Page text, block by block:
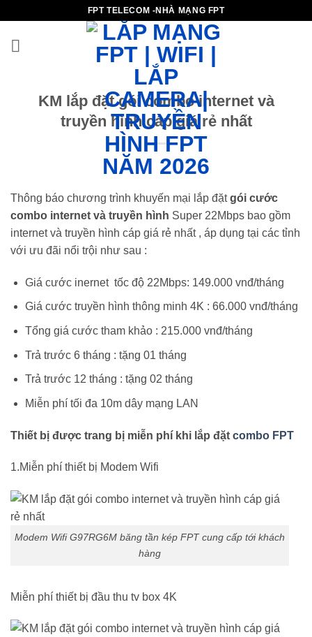
nội
FPT TELECOM -NHÀ MẠNG FPT
KM lắp đặt gói combo internet và
truyền hình cáp giá rẻ nhất
Thông báo chương trình khuyến mại lắp đặtgói cước
combo internet và truyền hình Super 22Mbps bao gồm
internet và truyền hình cáp giá rẻ nhất , áp dụng tại các tỉnh
với ưu đãi nổi trội như sau :
Giá cước inernet tốc độ 22Mbps: 149.000 vnđ/tháng
Giá cước truyền hình thông minh 4K : 66.000 vnđ/tháng
Tổng giá cước tham khảo : 215.000 vnđ/tháng
Trả trước 6 tháng : tặng 01 tháng
Trả trước 12 tháng : tặng 02 tháng
Miễn phí tối đa 10m dây mạng LAN
Thiết bị được trang bị miễn phí khi lắp đặt combo FPT
1.Miễn phí thiết bị Modem Wifi
Modem Wifi G97RG6M băng tần kép FPT cung cấp tới khách
hàng
Miễn phí thiết bị đầu thu tv box 4K